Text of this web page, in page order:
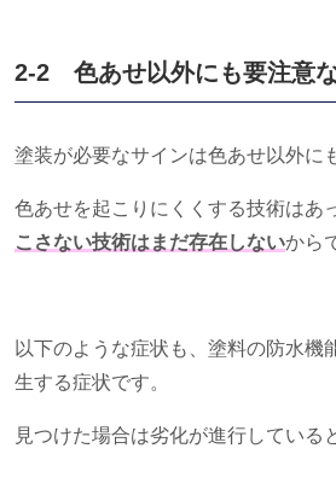
2-2 色あせ以外にも要注意
塗装が必要なサインは色あせ以外に
色あせを起こりにくくする技術はあ
こさない技術はまだ存在しないから
以下のような症状も、塗料の防水機
生する症状です。
見つけた場合は劣化が進行している